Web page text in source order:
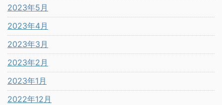
2023年5月
2023年4月
2023年3月
2023年2月
2023年1月
2022年12月